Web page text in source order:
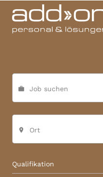
work Job suchen
place Ort
Qualifikation